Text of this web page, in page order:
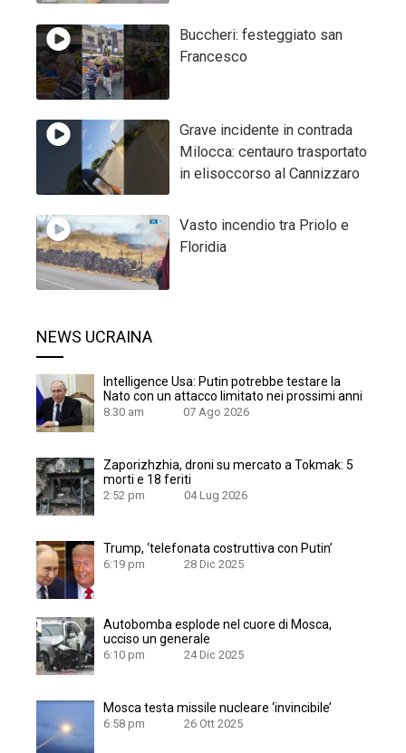
Buccheri: festeggiato san
Francesco
Grave incidente in contrada
Milocca: centauro trasportato
in elisoccorso al Cannizzaro
Vasto incendio tra Priolo e
Floridia
NEWS UCRAINA
Intelligence Usa: Putin potrebbe testare la
Nato con un attacco limitato nei prossimi anni
8:30 am 07 Ago 2026
Zaporizhzhia, droni su mercato a Tokmak: 5
morti e 18 feriti
2:52 pm 04 Lug 2026
Trump, ‘telefonata costruttiva con Putin’
6:19 pm 28 Dic 2025
Autobomba esplode nel cuore di Mosca,
ucciso un generale
6:10 pm 24 Dic 2025
Mosca testa missile nucleare ‘invincibile’
6:58 pm 26 Ott 2025